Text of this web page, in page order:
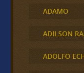
ADAMO
ADILSON
ADOLFO